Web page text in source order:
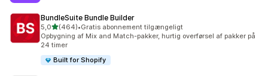
BundleSuite Bundle Builder
5,0ud af 5 stjerner
(464)
464 anmeldelser i alt
•Gratis abonnement tilgængeligt
Opbygning af Mix and Match-pakker, hurtig overførsel af pakker på
24 timer
Built for Shopify